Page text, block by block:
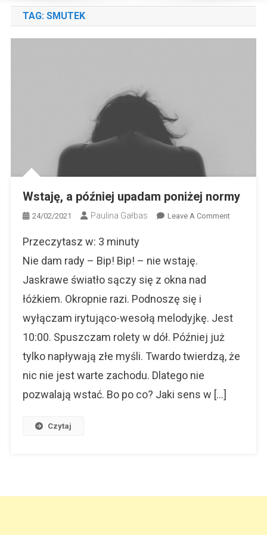
TAG: SMUTEK
Wstaję, a później upadam poniżej normy
24/02/2021 Paulina Gałbas Leave A CommentOn
Przeczytasz w: 3 minuty
Nie dam rady – Bip! Bip! – nie wstaję.
Jaskrawe światło sączy się z okna nad
łóżkiem. Okropnie razi. Podnoszę się i
wyłączam irytująco-wesołą melodyjkę. Jest
10:00. Spuszczam rolety w dół. Później już
tylko napływają złe myśli. Twardo twierdzą, że
nic nie jest warte zachodu. Dlatego nie
pozwalają wstać. Bo po co? Jaki sens w […]
Czytaj